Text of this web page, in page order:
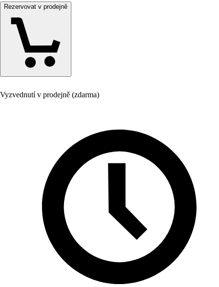
Rezervovat v prodejně
Vyzvednutí v prodejně (zdarma)